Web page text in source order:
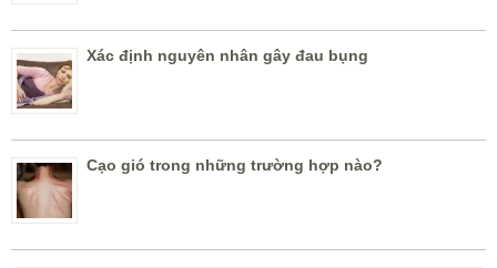
Xác định nguyên nhân gây đau bụng
Cạo gió trong những trường hợp nào?